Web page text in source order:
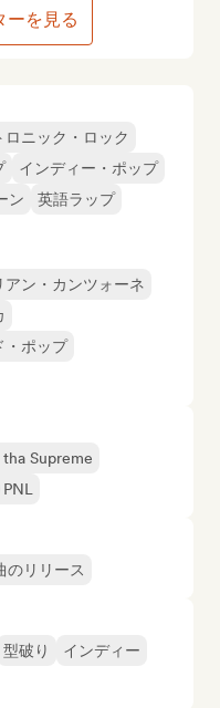
ロニック・ロック
インディー・ポップ
ン
英語ラップ
アン・カンツォーネ
・ポップ
tha Supreme
PNL
のリリース
型破り
インディー
ーを見る